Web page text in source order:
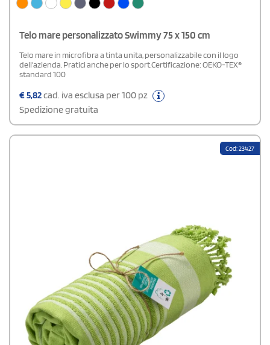
Telo mare personalizzato Swimmy 75 x 150 cm
Telo mare in microfibra a tinta unita, personalizzabile con il logo
dell'azienda. Pratici anche per lo sport.Certificazione: OEKO-TEX®
standard 100
€5,82cad. iva esclusa per 100 pz
Spedizione gratuita
Cod: 23427